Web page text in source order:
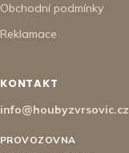
Obchodní podmínky
Reklamace
KONTAKT
info@houbyzvrsovic.cz
PROVOZOVNA